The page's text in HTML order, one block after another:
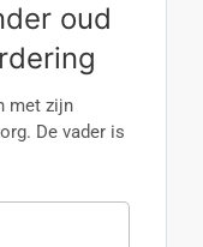
oud
met zijn
De vader is